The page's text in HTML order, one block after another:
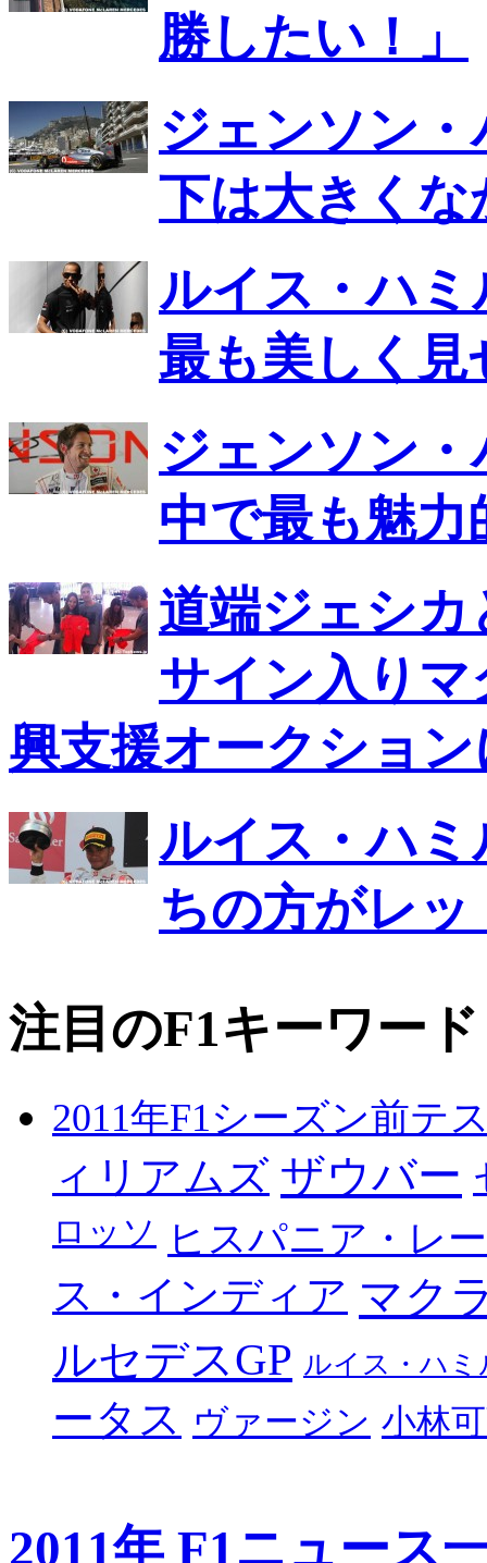
勝したい！」
ジェンソン
下は大きくな
ルイス・ハ
最も美しく見
ジェンソン
中で最も魅
道端ジェシ
サイン入り
興支援オークション
ルイス・ハ
ちの方がレ
注目のF1キーワード
2011年F1シーズン前テ
ィリアムズ ザウバー
ロッソ ヒスパニア・レ
ス・インディア マク
ルセデスGP ルイス・ハミ
ータス ヴァージン 小林
2011年 F1ニュース